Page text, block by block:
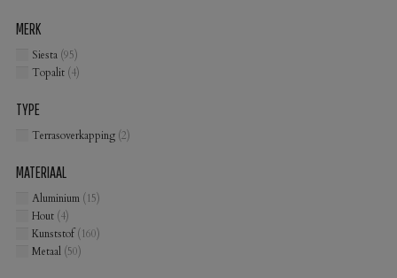
MERK
Siesta (95)
Topalit (4)
TYPE
Terrasoverkapping (2)
MATERIAAL
Aluminium (15)
Hout (4)
Kunststof (160)
Metaal (50)